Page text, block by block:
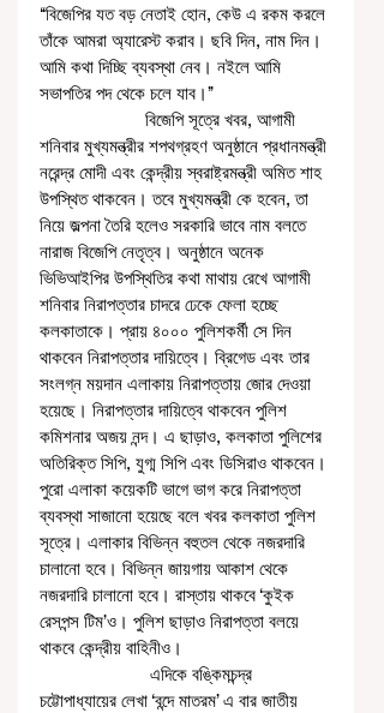
‘‘বিজেপির যত বড় নেতাই হোন, কেউ এ রকম করলে
তাঁকে আমরা অ্যারেস্ট করাব। ছবি দিন, নাম দিন।
আমি কথা দিচ্ছি ব্যবস্থা নেব। নইলে আমি
সভাপতির পদ থেকে চলে যাব।’’
শনিবার মুখ্যমন্ত্রীর শপথগ্রহণ অনুষ্ঠানে প্রধানমন্ত্রী
নরেন্দ্র মোদী এবং কেন্দ্রীয় স্বরাষ্ট্রমন্ত্রী অমিত শাহ
উপস্থিত থাকবেন। তবে মুখ্যমন্ত্রী কে হবেন, তা
নিয়ে জল্পনা তৈরি হলেও সরকারি ভাবে নাম বলতে
নারাজ বিজেপি নেতৃত্ব। অনুষ্ঠানে অনেক
ভিভিআইপির উপস্থিতির কথা মাথায় রেখে আগামী
শনিবার নিরাপত্তার চাদরে ঢেকে ফেলা হচ্ছে
কলকাতাকে। প্রায় ৪০০০ পুলিশকর্মী সে দিন
থাকবেন নিরাপত্তার দায়িত্বে। ব্রিগেড এবং তার
সংলগ্ন ময়দান এলাকায় নিরাপত্তায় জোর দেওয়া
হয়েছে। নিরাপত্তার দায়িত্বে থাকবেন পুলিশ
কমিশনার অজয় নন্দ। এ ছাড়াও, কলকাতা পুলিশের
অতিরিক্ত সিপি, যুগ্ম সিপি এবং ডিসিরাও থাকবেন।
পুরো এলাকা কয়েকটি ভাগে ভাগ করে নিরাপত্তা
ব্যবস্থা সাজানো হয়েছে বলে খবর কলকাতা পুলিশ
সূত্রে। এলাকার বিভিন্ন বহুতল থেকে নজরদারি
চালানো হবে। বিভিন্ন জায়গায় আকাশ থেকে
নজরদারি চালানো হবে। রাস্তায় থাকবে ‘কুইক
রেসপন্স টিম’ও। পুলিশ ছাড়াও নিরাপত্তা বলয়ে
থাকবে কেন্দ্রীয় বাহিনীও।
চট্টোপাধ্যায়ের লেখা ‘বন্দে মাতরম’ এ বার জাতীয়